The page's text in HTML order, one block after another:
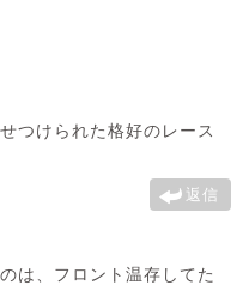
つけられた格好のレース
返信
は、フロント温存してた